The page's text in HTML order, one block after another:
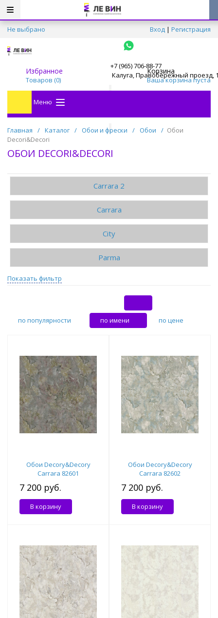
Не выбрано Вход | Регистрация
+7 (965) 706-88-77
Калуга, Правобережный проезд,
Избранное
Товаров (0)
Корзина
Ваша корзина пуста
Меню
Главная / Каталог / Обои и фрески / Обои / Обои
Decori&Decori
ОБОИ DECORI&DECORI
Carrara 2
Carrara
City
Parma
Показать фильтр
по популярности по имени по цене
Обои Decory&Decory
Carrara 82601
7 200 руб.
В корзину
Обои Decory&Decory
Carrara 82602
7 200 руб.
В корзину